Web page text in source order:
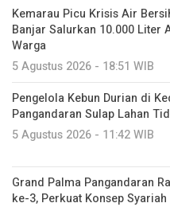
Kemarau Picu Krisis Air
Banjar Salurkan 10.000 Liter
Warga
5 Agustus 2026 - 18:51 WIB
Pengelola Kebun Durian di
Pangandaran Sulap Lahan
5 Agustus 2026 - 11:42 WIB
Grand Palma Pangandaran
ke-3, Perkuat Konsep